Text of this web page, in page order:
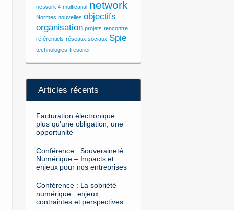
network 4 multicanal network
Normes nouvelles objectifs
organisation projets rencontre
référentiels réseaux sociaux Spie
technologies tresorier
Articles récents
Facturation électronique :
plus qu’une obligation, une
opportunité
Conférence : Souveraineté
Numérique – Impacts et
enjeux pour nos entreprises
Conférence : La sobriété
numérique : enjeux,
contraintes et perspectives